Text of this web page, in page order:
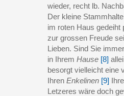
wieder, recht lb.
Der kleine
im roten Haus gedeiht
zur grossen Freude
Lieben. Sind Sie
in Ihrem Hause [8]
besorgt vielleicht eine
Ihren Enkelinen [9]
Letzeres wäre doch